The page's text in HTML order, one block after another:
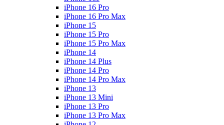
iPhone 16 Pro
iPhone 16 Pro Max
iPhone 15
iPhone 15 Pro
iPhone 15 Pro Max
iPhone 14
iPhone 14 Plus
iPhone 14 Pro
iPhone 14 Pro Max
iPhone 13
iPhone 13 Mini
iPhone 13 Pro
iPhone 13 Pro Max